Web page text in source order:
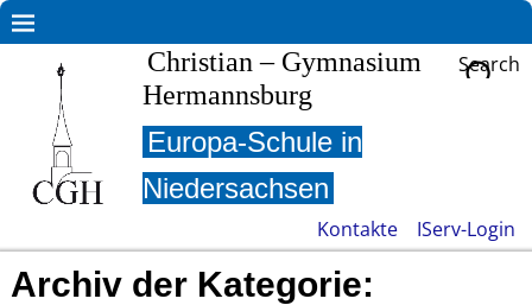
Christian – Gymnasium
Hermannsburg
Search
Europa-Schule in
Niedersachsen
Kontakte IServ-Login
Archiv der Kategorie: